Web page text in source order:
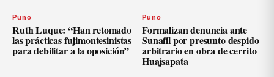
Puno
Ruth Luque: “Han retomado
las prácticas fujimontesinistas
para debilitar a la oposición”
Puno
Formalizan denuncia ante
Sunafil por presunto despido
arbitrario en obra de cerrito
Huajsapata